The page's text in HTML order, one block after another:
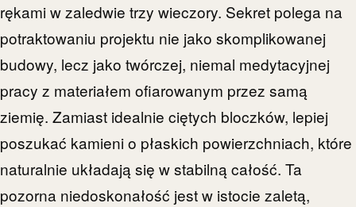
rękami w zaledwie trzy wieczory. Sekret polega na
potraktowaniu projektu nie jako skomplikowanej
budowy, lecz jako twórczej, niemal medytacyjnej
pracy z materiałem ofiarowanym przez samą
ziemię. Zamiast idealnie ciętych bloczków, lepiej
poszukać kamieni o płaskich powierzchniach, które
naturalnie układają się w stabilną całość. Ta
pozorna niedoskonałość jest w istocie zaletą,